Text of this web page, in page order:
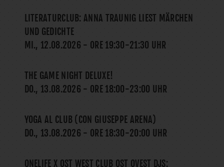
LITERATURCLUB: ANNA TRAUNIG LIEST MÄRCHEN
UND GEDICHTE
MI., 12.08.2026 - ORE 19:30-21:30 UHR
THE GAME NIGHT DELUXE!
DO., 13.08.2026 - ORE 18:00-23:00 UHR
YOGA AL CLUB (CON GIUSEPPE ARENA)
DO., 13.08.2026 - ORE 18:30-20:00 UHR
ONELIFE X OST WEST CLUB OST OVEST DJS: